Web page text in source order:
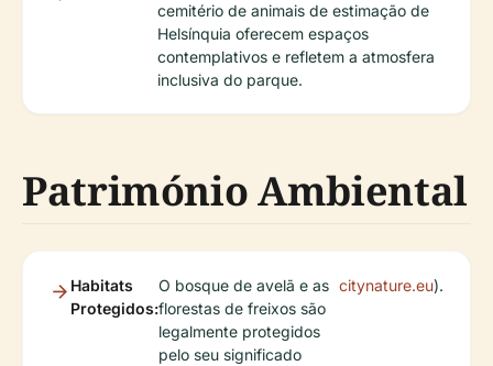
cemitério de animais de estimação de
Helsínquia oferecem espaços
contemplativos e refletem a atmosfera
inclusiva do parque.
Património Ambiental
Habitats
Protegidos:
O bosque de avelã e as
florestas de freixos são
legalmente protegidos
pelo seu significado
citynature.eu).